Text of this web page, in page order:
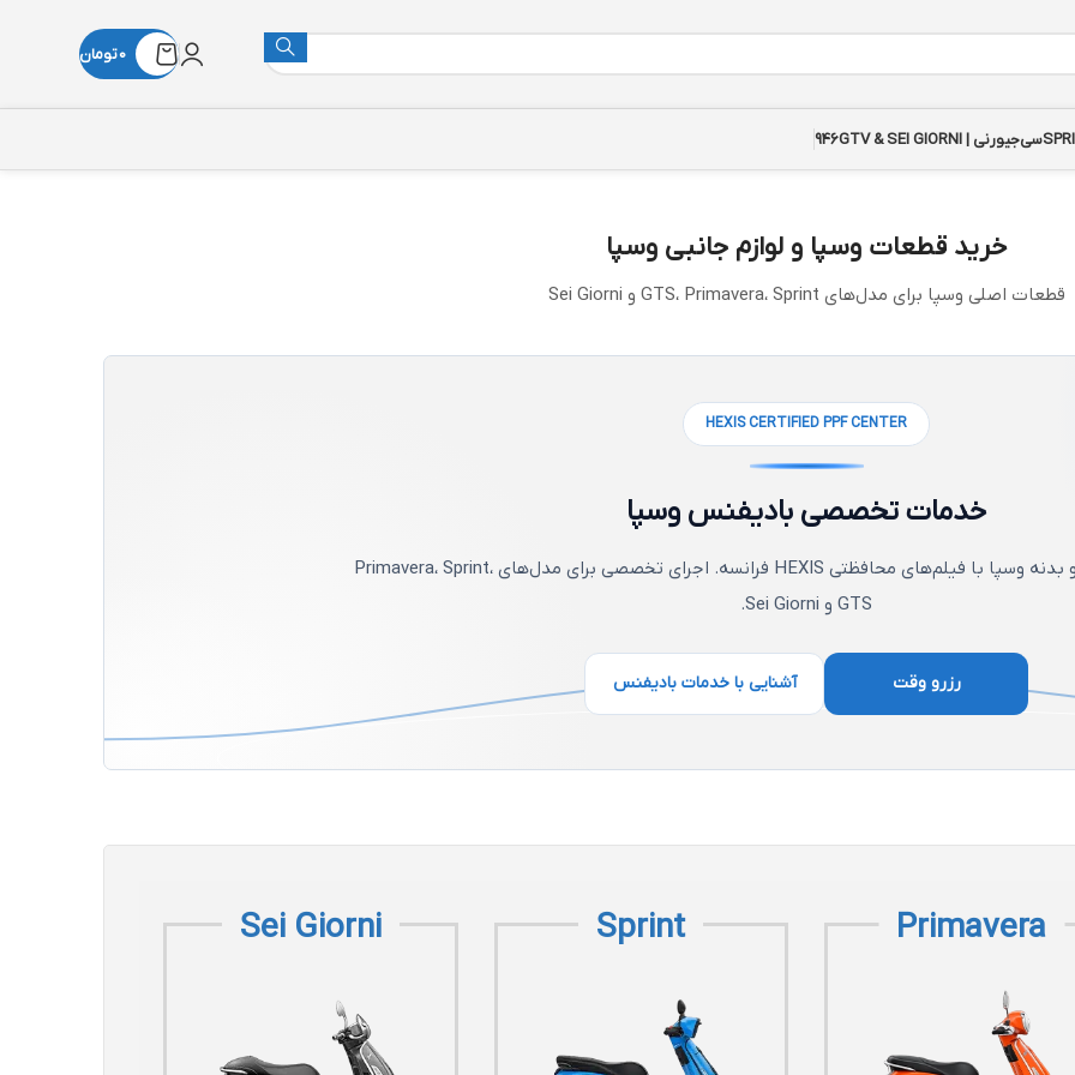
0تومان
سی‌جیورنی | GTV & SEI GIORNI 946
خرید قطعات وسپا و لوازم جانبی وسپا
قطعات اصلی وسپا برای مدل‌های GTS، Primavera، Sprint و Sei Giorni
HEXIS CERTIFIED PPF CENTER
خدمات تخصصی بادیفنس وسپا
محافظت حرفه‌ای از رنگ و بدنه وسپا با فیلم‌های محافظتی HEXIS فرانسه. اجرای تخصصی برای مدل‌های Primavera، Sprint،
GTS و Sei Giorni.
آشنایی با خدمات بادیفنس
VESPA GTS PARTS & ACCESSORIES
قطعات و لوازم جانبی Vespa GTS
مجموعه‌ای از قطعات، لوازم جانبی و اکسسوری‌های منتخب برای Vespa GTS. از قطعات فنی و مصرفی تا تجهیزات ظاهری
برای نگهداری، ارتقا و شخصی‌سازی اسکوتر شما.
مشاهده محصولات همه قطعات GTS
Primavera
Sprint
Sei Giorni